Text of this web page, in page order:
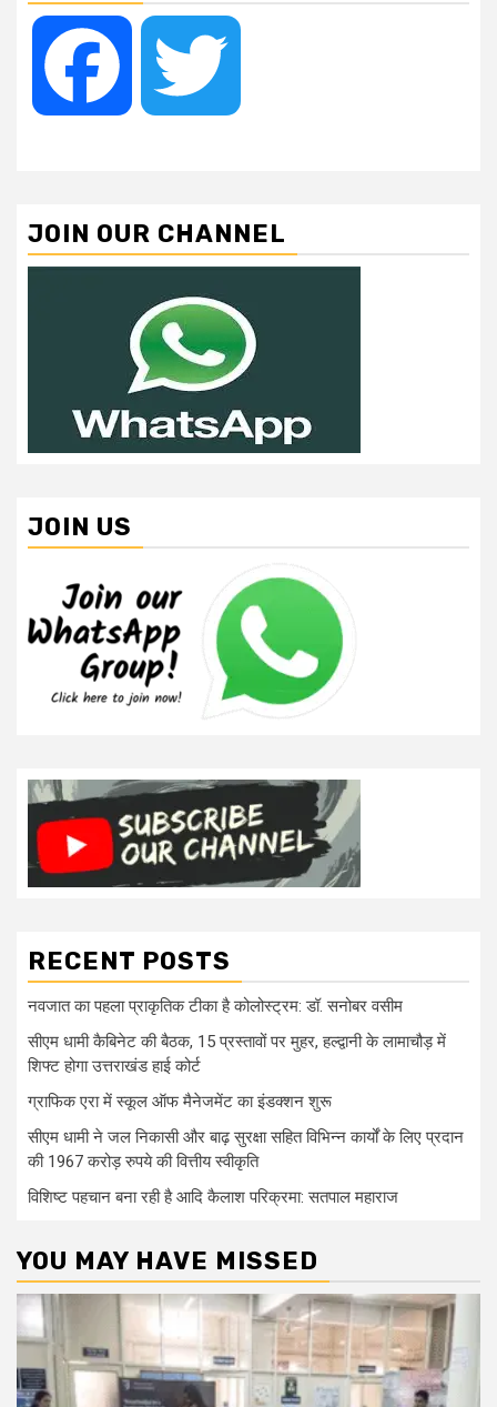
Facebook
JOIN OUR CHANNEL
JOIN US
RECENT POSTS
नवजात का पहला प्राकृतिक टीका है कोलोस्ट्रम: डॉ. सनोबर वसीम
सीएम धामी कैबिनेट की बैठक, 15 प्रस्तावों पर मुहर, हल्द्वानी के लामाचौड़ में
शिफ्ट होगा उत्तराखंड हाई कोर्ट
ग्राफिक एरा में स्कूल ऑफ मैनेजमेंट का इंडक्शन शुरू
सीएम धामी ने जल निकासी और बाढ़ सुरक्षा सहित विभिन्न कार्यों के लिए प्रदान
की 1967 करोड़ रुपये की वित्तीय स्वीकृति
विशिष्ट पहचान बना रही है आदि कैलाश परिक्रमा: सतपाल महाराज
YOU MAY HAVE MISSED